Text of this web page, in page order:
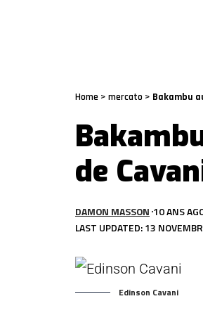
Home > mercato > Bakambu
de
LAST UPDATED: 13
DAMON MASSON 10 ANS
Edinson Cavani